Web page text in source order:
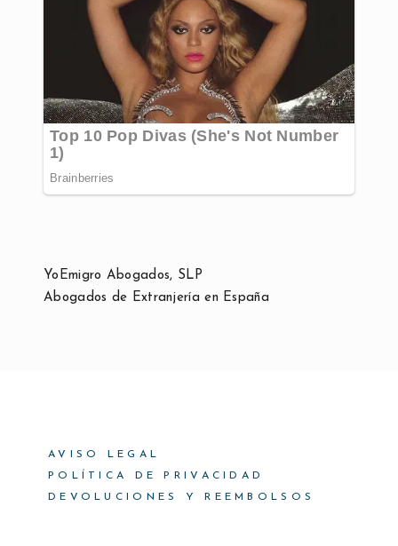
YoEmigro Abogados, SLP
Abogados de Extranjería en España
AVISO LEGAL
POLÍTICA DE PRIVACIDAD
DEVOLUCIONES Y REEMBOLSOS